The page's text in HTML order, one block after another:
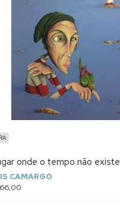
onde o tempo não existe
CAMARGO